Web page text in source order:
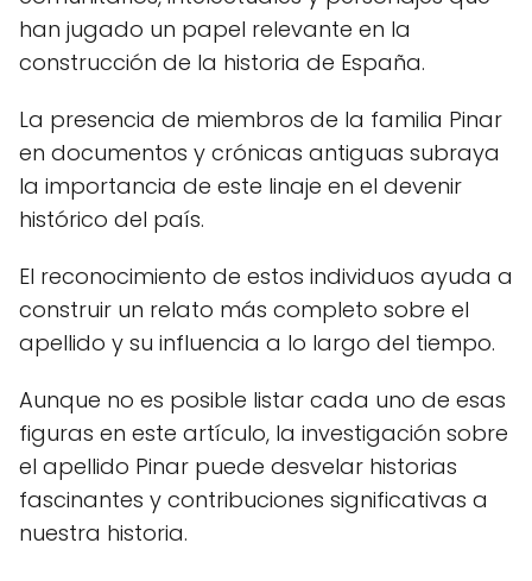
han jugado un papel relevante en la
construcción de la historia de España.
La presencia de miembros de la familia Pinar
en documentos y crónicas antiguas subraya
la importancia de este linaje en el devenir
histórico del país.
El reconocimiento de estos individuos ayuda a
construir un relato más completo sobre el
apellido y su influencia a lo largo del tiempo.
Aunque no es posible listar cada uno de esas
figuras en este artículo, la investigación sobre
el apellido Pinar puede desvelar historias
fascinantes y contribuciones significativas a
nuestra historia.